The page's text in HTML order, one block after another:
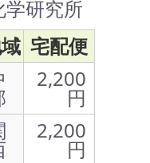
研究所
宅配便
2,200
円
2,200
円